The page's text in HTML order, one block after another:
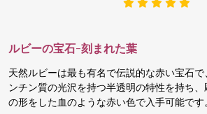
ルビーの宝石-刻まれた葉
天然ルビーは最も有名で伝説的な赤い宝石
ンチン質の光沢を持つ半透明の特性を持ち
の形をした血のような赤い色で入手可能です。